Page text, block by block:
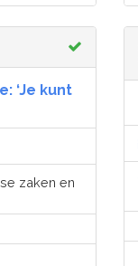
‘Je kunt
zaken en